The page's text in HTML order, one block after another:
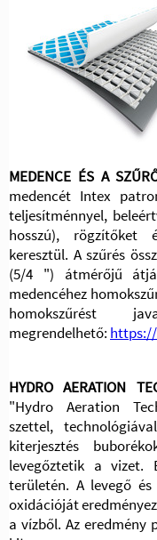
MEDENCE ÉS A
medencét Intex
teljesítménnyel,
hosszú), rögzítőket
keresztül. A szűrés
(5/4 ") átmérőjű
medencéhez
homokszűrést
megrendelhető:
HYDRO AERATION
"Hydro Aeration
szettel,
kiterjesztés
levegőztetik a vizet.
területén. A levegő
oxidációját
a vízből. Az eredmény